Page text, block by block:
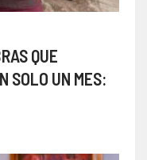
QUE
SOLO UN MES: